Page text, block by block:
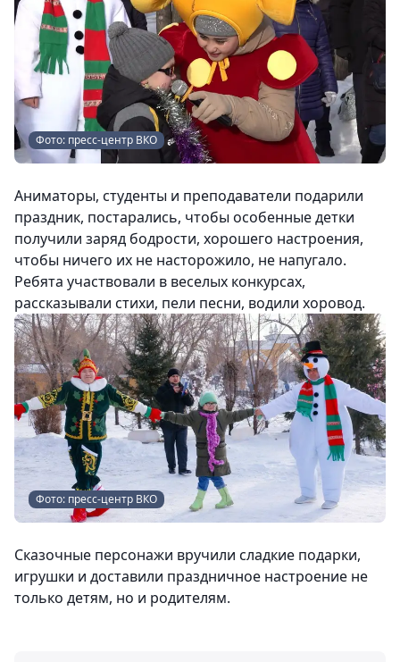
Фото: пресс-центр ВКО
Аниматоры, студенты и преподаватели подарили
праздник, постарались, чтобы особенные детки
получили заряд бодрости, хорошего настроения,
чтобы ничего их не насторожило, не напугало.
Ребята участвовали в веселых конкурсах,
рассказывали стихи, пели песни, водили хоровод.
Фото: пресс-центр ВКО
Сказочные персонажи вручили сладкие подарки,
игрушки и доставили праздничное настроение не
только детям, но и родителям.